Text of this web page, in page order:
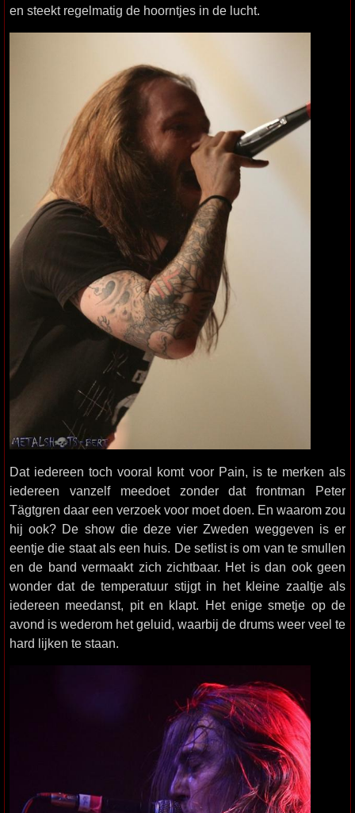
en steekt regelmatig de hoorntjes in de lucht.
Dat iedereen toch vooral komt voor Pain, is te merken als
iedereen vanzelf meedoet zonder dat frontman Peter
Tägtgren daar een verzoek voor moet doen. En waarom zou
hij ook? De show die deze vier Zweden weggeven is er
eentje die staat als een huis. De setlist is om van te smullen
en de band vermaakt zich zichtbaar. Het is dan ook geen
wonder dat de temperatuur stijgt in het kleine zaaltje als
iedereen meedanst, pit en klapt. Het enige smetje op de
avond is wederom het geluid, waarbij de drums weer veel te
hard lijken te staan.